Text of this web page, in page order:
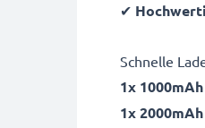
✔
Schnelle
1x
1x